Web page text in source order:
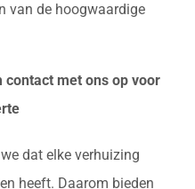
van de hoogwaardige
met ons op voor
dat elke verhuizing
heeft. Daarom bieden